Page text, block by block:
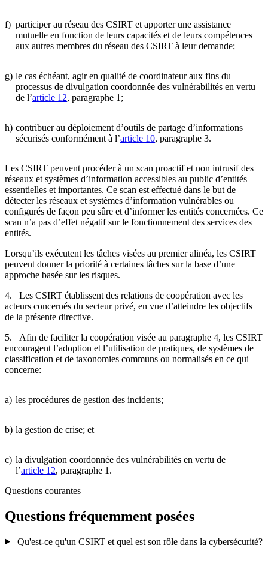
f) participer au réseau des CSIRT et apporter une assistance
mutuelle en fonction de leurs capacités et de leurs compétences
aux autres membres du réseau des CSIRT à leur demande;
g) le cas échéant, agir en qualité de coordinateur aux fins du
processus de divulgation coordonnée des vulnérabilités en vertu
de l’article 12, paragraphe 1;
h) contribuer au déploiement d’outils de partage d’informations
sécurisés conformément à l’article 10, paragraphe 3.
Les CSIRT peuvent procéder à un scan proactif et non intrusif des
réseaux et systèmes d’information accessibles au public d’entités
essentielles et importantes. Ce scan est effectué dans le but de
détecter les réseaux et systèmes d’information vulnérables ou
configurés de façon peu sûre et d’informer les entités concernées. Ce
scan n’a pas d’effet négatif sur le fonctionnement des services des
entités.
Lorsqu’ils exécutent les tâches visées au premier alinéa, les CSIRT
peuvent donner la priorité à certaines tâches sur la base d’une
approche basée sur les risques.
4. Les CSIRT établissent des relations de coopération avec les
acteurs concernés du secteur privé, en vue d’atteindre les objectifs
de la présente directive.
5. Afin de faciliter la coopération visée au paragraphe 4, les CSIRT
encouragent l’adoption et l’utilisation de pratiques, de systèmes de
classification et de taxonomies communs ou normalisés en ce qui
concerne:
a) les procédures de gestion des incidents;
b) la gestion de crise; et
c) la divulgation coordonnée des vulnérabilités en vertu de
l’article 12, paragraphe 1.
Questions courantes
Questions fréquemment posées
Qu'est-ce qu'un CSIRT et quel est son rôle dans la cybersécurité?